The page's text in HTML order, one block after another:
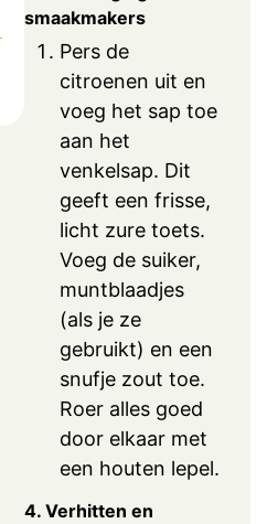
smaakmakers
Pers de
citroenen uit en
voeg het sap toe
aan het
venkelsap. Dit
geeft een frisse,
licht zure toets.
Voeg de suiker,
muntblaadjes
(als je ze
gebruikt) en een
snufje zout toe.
Roer alles goed
door elkaar met
een houten lepel.
4. Verhitten en